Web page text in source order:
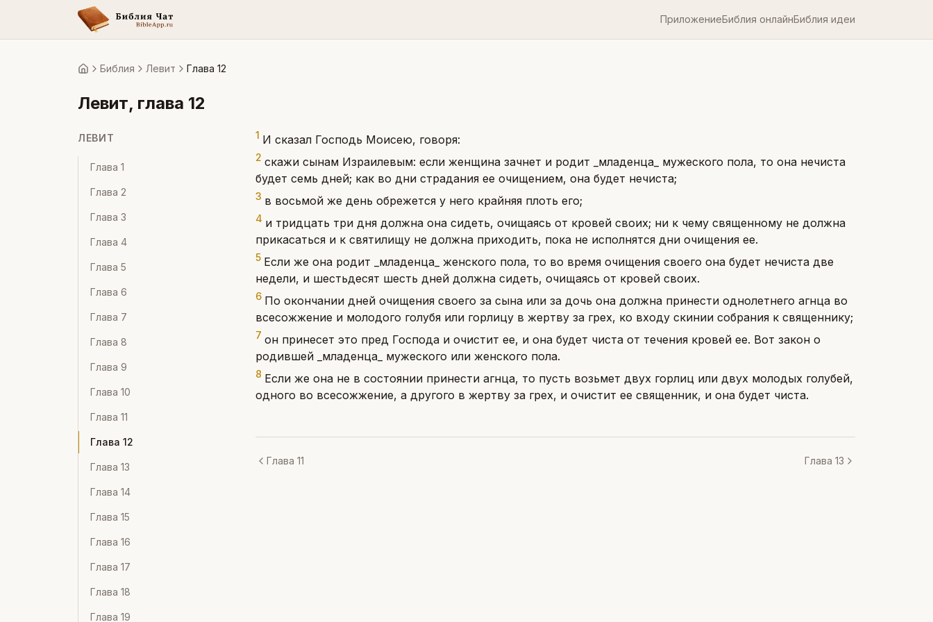
ПриложениеБиблия онлайнБиблия идеи
ГлавнаяБиблия Левит Глава 12
Левит, глава 12
ЛЕВИТ
Глава 1
Глава 2
Глава 3
Глава 4
Глава 5
Глава 6
Глава 7
Глава 8
Глава 9
Глава 10
Глава 11
Глава 12
Глава 13
Глава 14
Глава 15
Глава 16
Глава 17
Глава 18
Глава 19
1 И сказал Господь Моисею, говоря:
2 скажи сынам Израилевым: если женщина зачнет и родит _младенца_ мужеского пола, то она нечиста
будет семь дней; как во дни страдания ее очищением, она будет нечиста;
3 в восьмой же день обрежется у него крайняя плоть его;
4 и тридцать три дня должна она сидеть, очищаясь от кровей своих; ни к чему священному не должна
прикасаться и к святилищу не должна приходить, пока не исполнятся дни очищения ее.
5 Если же она родит _младенца_ женского пола, то во время очищения своего она будет нечиста две
недели, и шестьдесят шесть дней должна сидеть, очищаясь от кровей своих.
6 По окончании дней очищения своего за сына или за дочь она должна принести однолетнего агнца во
всесожжение и молодого голубя или горлицу в жертву за грех, ко входу скинии собрания к священнику;
7 он принесет это пред Господа и очистит ее, и она будет чиста от течения кровей ее. Вот закон о
родившей _младенца_ мужеского или женского пола.
8 Если же она не в состоянии принести агнца, то пусть возьмет двух горлиц или двух молодых голубей,
одного во всесожжение, а другого в жертву за грех, и очистит ее священник, и она будет чиста.
Глава 11 Глава 13